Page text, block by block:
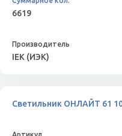
6619
IEK (ИЭК)
Светильник ОНЛАЙТ 61